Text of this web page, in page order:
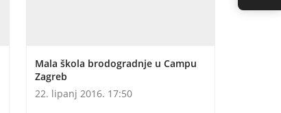
Mala škola brodogradnje u Campu
Zagreb
22. lipanj 2016. 17:50